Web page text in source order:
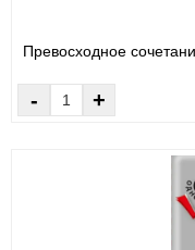
Превосходное
- +